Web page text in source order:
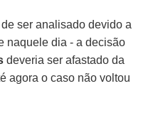
ser analisado devido a
naquele dia - a decisão
deveria ser afastado da
agora o caso não voltou